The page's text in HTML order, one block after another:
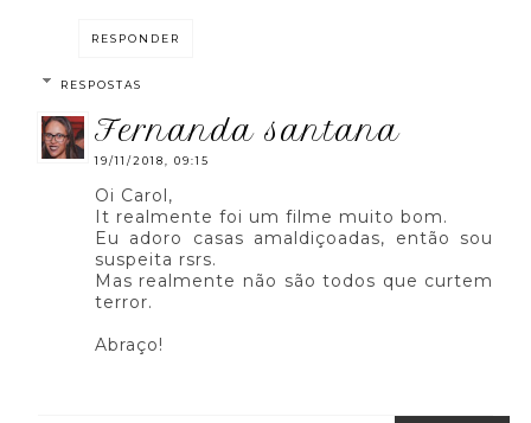
RESPONDER
RESPOSTAS
fernanda santana
19/11/2018, 09:15
Oi Carol,
It realmente foi um filme muito bom.
Eu adoro casas amaldiçoadas, então sou
suspeita rsrs.
Mas realmente não são todos que curtem
terror.
Abraço!